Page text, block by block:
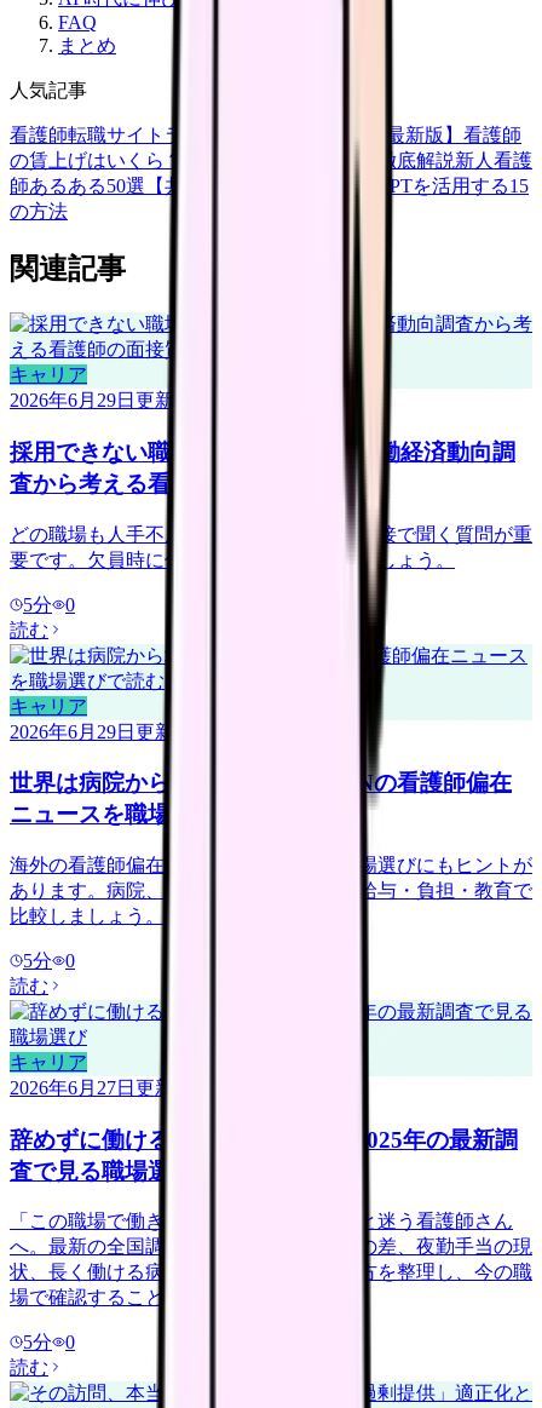
FAQ
まとめ
人気記事
看護師転職サイトランキングTOP5【2026年最新版】 看護師
の賃上げはいくら？2026年度の最新情報を徹底解説新人看護
師あるある50選【共感必至】
看護師がChatGPTを活用する15
の方法
関連記事
キャリア
2026年6月29日 更新
採用できない職場を見抜くには？労働経済動向調
査から考える看護師の面接質問
どの職場も人手不足に見える時代こそ、面接で聞く質問が重
要です。欠員時に何を減らすかを確認しましょう。
5分
0
読む
キャリア
2026年6月29日 更新
世界は病院から地域・在宅へ？ICNの看護師偏在
ニュースを職場選びで読む
海外の看護師偏在ニュースは、日本の職場選びにもヒントが
あります。病院、訪問看護、地域ケアを給与・負担・教育で
比較しましょう。
5分
0
読む
キャリア
2026年6月27日 更新
辞めずに働ける病院は何が違う？2025年の最新調
査で見る職場選び
「この職場で働き続けられるだろうか」と迷う看護師さん
へ。最新の全国調査データから、離職率の差、夜勤手当の現
状、長く働ける病院が導入している働き方を整理し、今の職
場で確認することを具体化します。
5分
0
読む